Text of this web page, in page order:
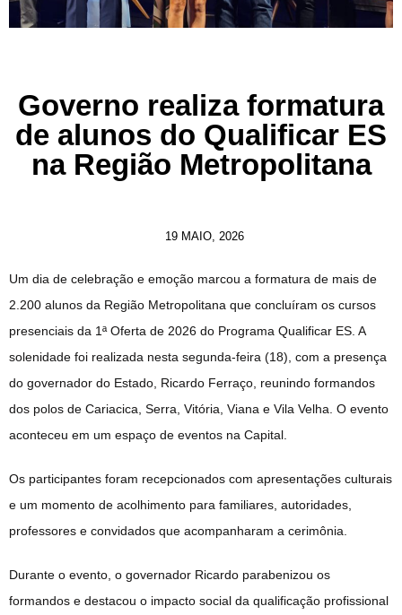
Governo realiza formatura
de alunos do Qualificar ES
na Região Metropolitana
19 MAIO, 2026
Um dia de celebração e emoção marcou a formatura de mais de
2.200 alunos da Região Metropolitana que concluíram os cursos
presenciais da 1ª Oferta de 2026 do Programa Qualificar ES. A
solenidade foi realizada nesta segunda-feira (18), com a presença
do governador do Estado, Ricardo Ferraço, reunindo formandos
dos polos de Cariacica, Serra, Vitória, Viana e Vila Velha. O evento
aconteceu em um espaço de eventos na Capital.
Os participantes foram recepcionados com apresentações culturais
e um momento de acolhimento para familiares, autoridades,
professores e convidados que acompanharam a cerimônia.
Durante o evento, o governador Ricardo parabenizou os
formandos e destacou o impacto social da qualificação profissional